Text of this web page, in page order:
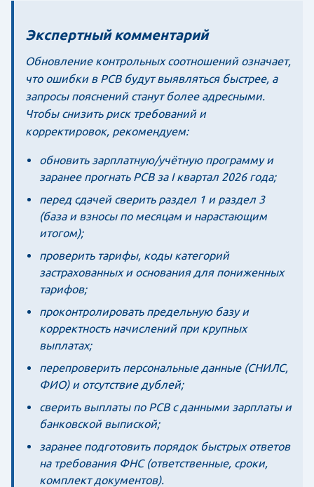
Экспертный комментарий
Обновление контрольных соотношений означает,
что ошибки в РСВ будут выявляться быстрее, а
запросы пояснений станут более адресными.
Чтобы снизить риск требований и
корректировок, рекомендуем:
обновить зарплатную/учётную программу и
заранее прогнать РСВ за I квартал 2026 года;
перед сдачей сверить раздел 1 и раздел 3
(база и взносы по месяцам и нарастающим
итогом);
проверить тарифы, коды категорий
застрахованных и основания для пониженных
тарифов;
проконтролировать предельную базу и
корректность начислений при крупных
выплатах;
перепроверить персональные данные (СНИЛС,
ФИО) и отсутствие дублей;
сверить выплаты по РСВ с данными зарплаты и
банковской выпиской;
заранее подготовить порядок быстрых ответов
на требования ФНС (ответственные, сроки,
комплект документов).